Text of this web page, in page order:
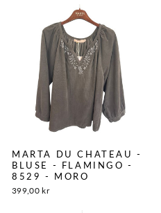
MARTA DU CHATEAU -
BLUSE - FLAMINGO -
8529 - MORO
399,00 kr